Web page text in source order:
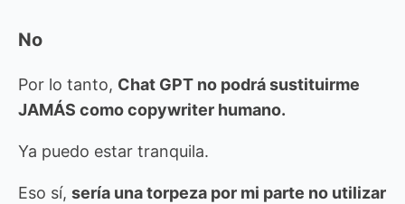
No
Por lo tanto, Chat GPT no podrá sustituirme
JAMÁS como copywriter humano.
Ya puedo estar tranquila.
Eso sí, sería una torpeza por mi parte no utilizar